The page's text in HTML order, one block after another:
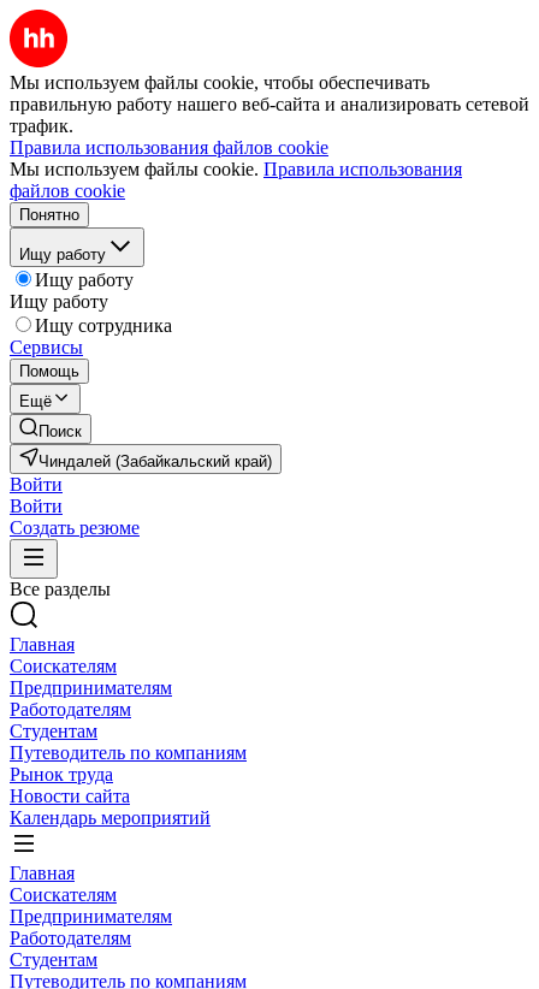
Мы используем файлы cookie, чтобы обеспечивать
правильную работу нашего веб-сайта и анализировать сетевой
трафик.
Правила использования файлов cookie
Мы используем файлы cookie. Правила использования
файлов cookie
Понятно
Ищу работу
Ищу работу
Ищу работу
Ищу сотрудника
Сервисы
Помощь
Ещё
Поиск
Чиндалей (Забайкальский край)
Войти
Войти
Создать резюме
Все разделы
Главная
Соискателям
Предпринимателям
Работодателям
Студентам
Путеводитель по компаниям
Рынок труда
Новости сайта
Календарь мероприятий
Главная
Соискателям
Предпринимателям
Работодателям
Студентам
Путеводитель по компаниям